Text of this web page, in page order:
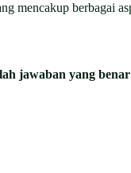
mencakup berbagai
jawaban yang